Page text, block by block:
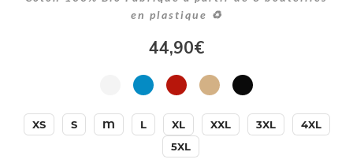
en plastique ♻
44,90€
XS S M L XL XXL 3XL
4XL
5XL